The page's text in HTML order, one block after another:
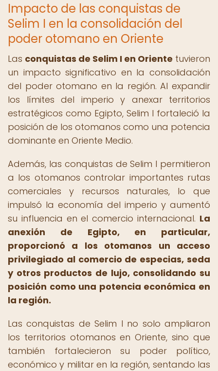
Impacto de las conquistas de
Selim I en la consolidación del
poder otomano en Oriente
Las conquistas de Selim I en Oriente tuvieron
un impacto significativo en la consolidación
del poder otomano en la región. Al expandir
los límites del imperio y anexar territorios
estratégicos como Egipto, Selim I fortaleció la
posición de los otomanos como una potencia
dominante en Oriente Medio.
Además, las conquistas de Selim I permitieron
a los otomanos controlar importantes rutas
comerciales y recursos naturales, lo que
impulsó la economía del imperio y aumentó
su influencia en el comercio internacional. La
anexión de Egipto, en particular,
proporcionó a los otomanos un acceso
privilegiado al comercio de especias, seda
y otros productos de lujo, consolidando su
posición como una potencia económica en
la región.
Las conquistas de Selim I no solo ampliaron
los territorios otomanos en Oriente, sino que
también fortalecieron su poder político,
económico y militar en la región, sentando las